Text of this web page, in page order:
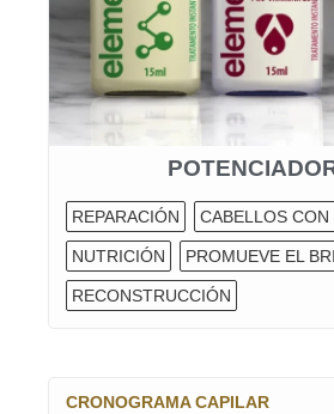
REPARACIÓN CABELLOS
NUTRICIÓN PROMUEVE EL
RECONSTRUCCIÓN
CRONOGRAMA CAPILAR